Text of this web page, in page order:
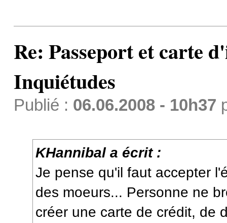
Re: Passeport et carte
Inquiétudes
Publié : 06.06.2008 - 10h37
KHannibal a écrit :
Je pense qu'il faut accepter
des moeurs... Personne ne
créer une carte de crédit, de